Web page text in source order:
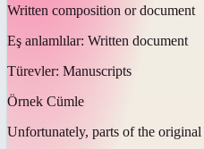
Written composition or document
Eş anlamlılar: Written document
Türevler: Manuscripts
Örnek Cümle
Unfortunately, parts of the original